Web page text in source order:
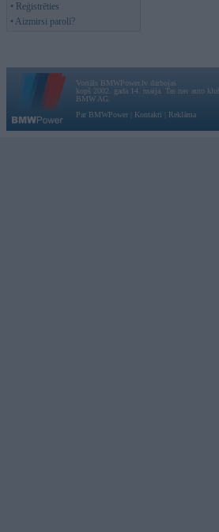
• Reģistrēties
• Aizmirsi paroli?
Vortāls BMWPower.lv darbojas
kopš 2002. gada 14. maija. Tas nav auto
BMW AG.
Par BMWPower
Kontakti Reklāma